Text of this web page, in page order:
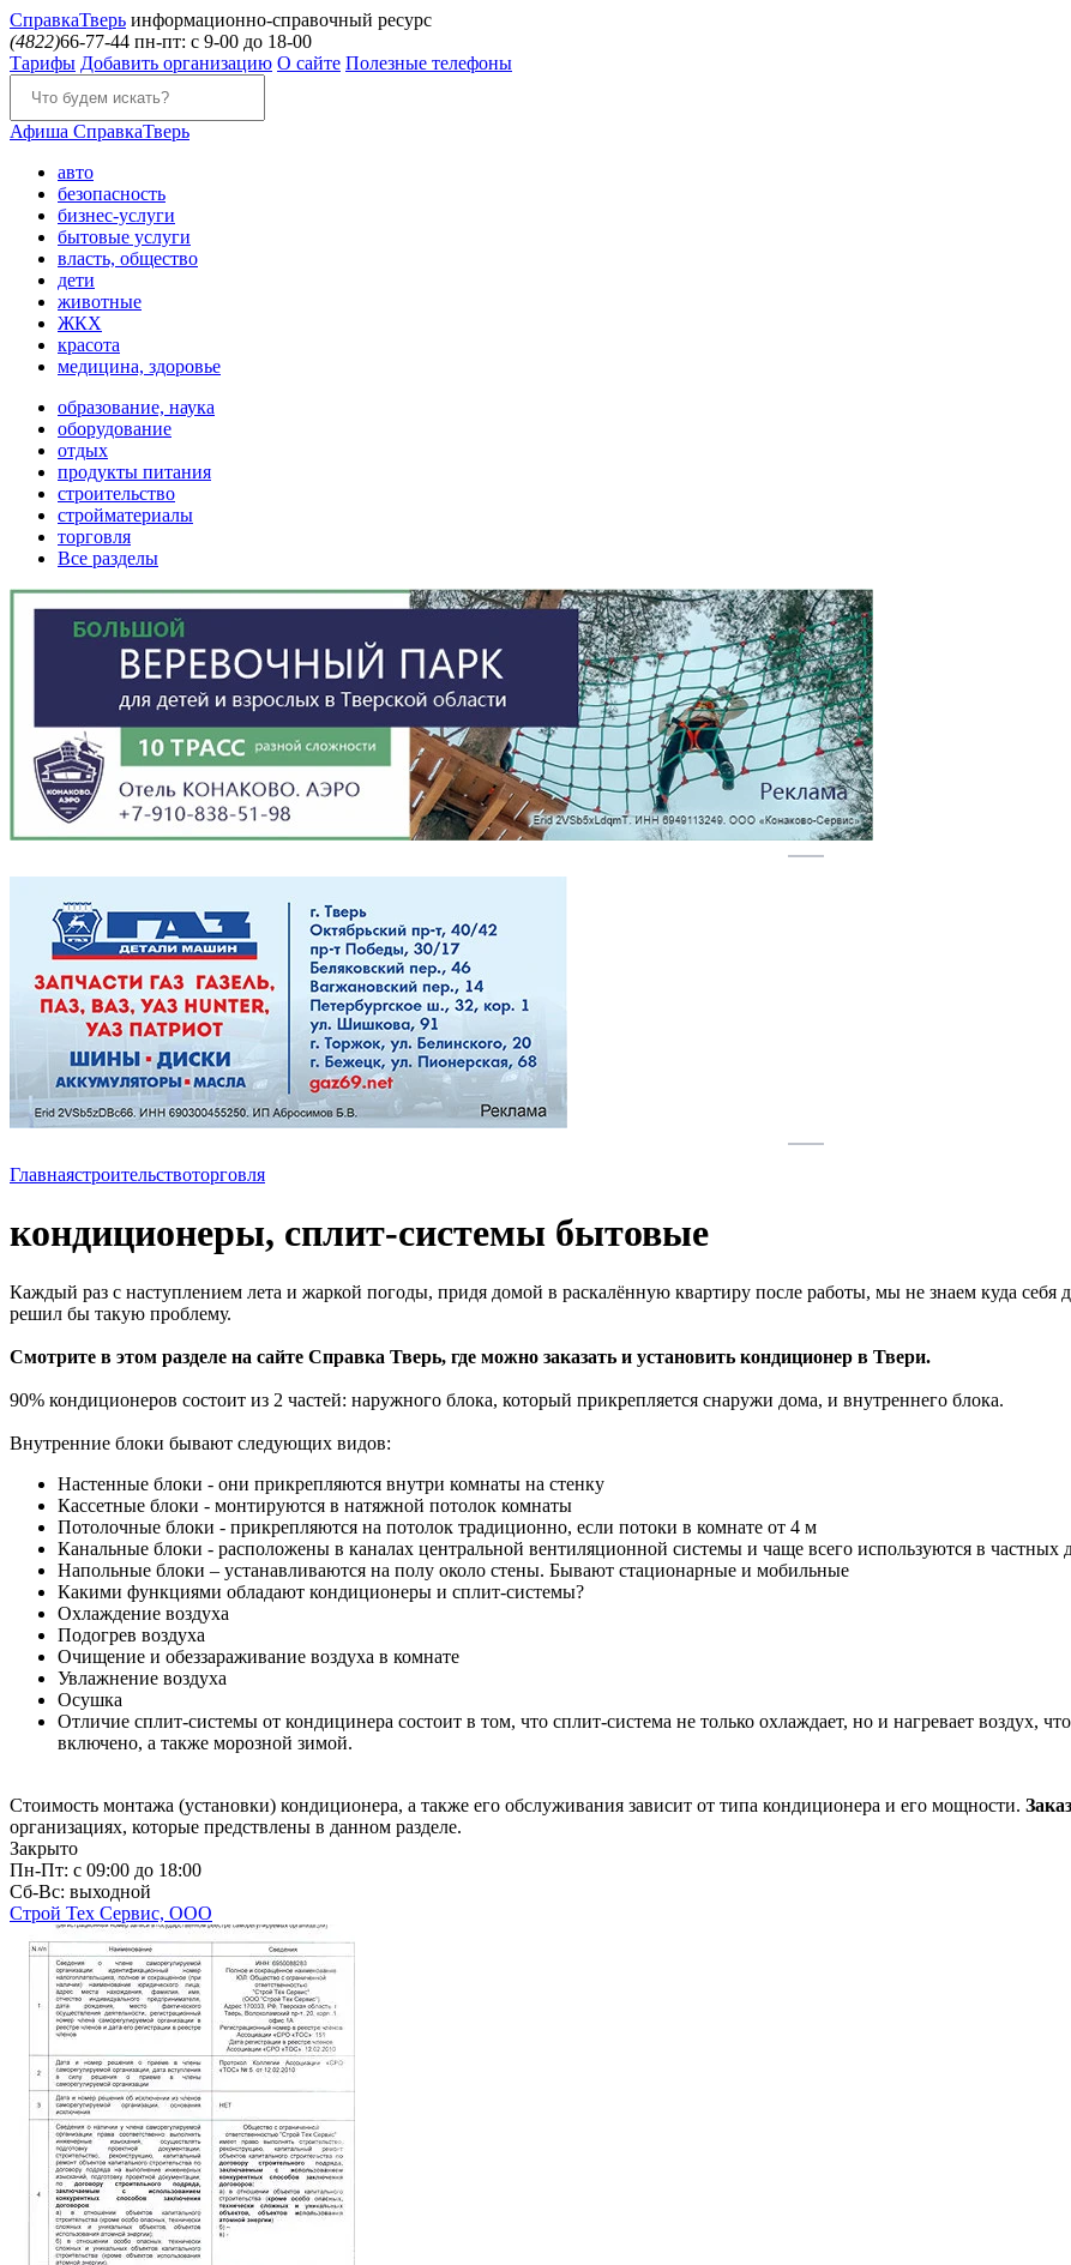
СправкаТверь информационно-справочный ресурс
(4822)66-77-44 пн-пт: с 9-00 до 18-00
Тарифы Добавить организацию О сайте Полезные телефоны
Афиша СправкаТверь
авто
безопасность
бизнес-услуги
бытовые услуги
власть, общество
дети
животные
ЖКХ
красота
медицина, здоровье
образование, наука
оборудование
отдых
продукты питания
строительство
стройматериалы
торговля
Все разделы
Главнаястроительствоторговля
кондиционеры, сплит-системы бытовые
Каждый раз с наступлением лета и жаркой погоды, придя домой в раскалённую квартиру после работы, мы не знаем куда себя
решил бы такую проблему.
Смотрите в этом разделе на сайте Справка Тверь, где можно заказать и установить кондиционер в Твери.
90% кондиционеров состоит из 2 частей: наружного блока, который прикрепляется снаружи дома, и внутреннего блока.
Внутренние блоки бывают следующих видов:
Настенные блоки - они прикрепляются внутри комнаты на стенку
Кассетные блоки - монтируются в натяжной потолок комнаты
Потолочные блоки - прикрепляются на потолок традиционно, если потоки в комнате от 4 м
Канальные блоки - расположены в каналах центральной вентиляционной системы и чаще всего используются в частных
Напольные блоки – устанавливаются на полу около стены. Бывают стационарные и мобильные
Какими функциями обладают кондиционеры и сплит-системы?
Охлаждение воздуха
Подогрев воздуха
Очищение и обеззараживание воздуха в комнате
Увлажнение воздуха
Осушка
Отличие сплит-системы от кондицинера состоит в том, что сплит-система не только охлаждает, но и нагревает воздух,
включено, а также морозной зимой.
Стоимость монтажа (установки) кондиционера, а также его обслуживания зависит от типа кондиционера и его мощности.
организациях, которые предствлены в данном разделе.
Закрыто
Пн-Пт: с 09:00 до 18:00
Сб-Вс: выходной
Строй Тех Сервис, ООО